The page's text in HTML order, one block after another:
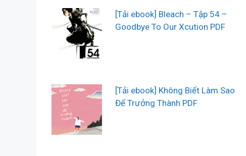
[Tải ebook] Bleach – Tập 54 –
Goodbye To Our Xcution PDF
[Tải ebook] Không Biết Làm Sao
Để Trưởng Thành PDF